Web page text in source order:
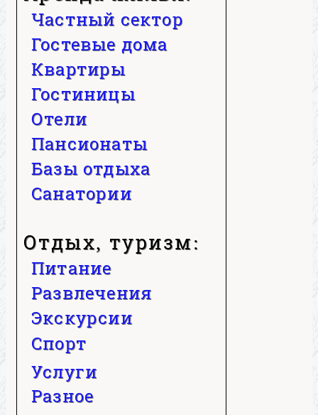
Частный сектор
Гостевые дома
Квартиры
Гостиницы
Отели
Пансионаты
Базы отдыха
Санатории
Отдых, туризм:
Питание
Развлечения
Экскурсии
Спорт
Услуги
Разное